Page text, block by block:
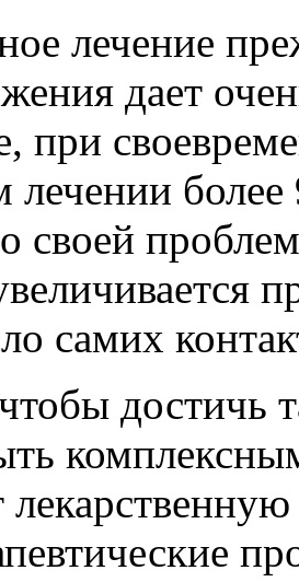
лечение
дает
при
лечении
своей
самих
достичь